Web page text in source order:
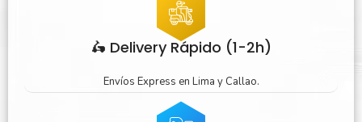
🛵 Delivery Rápido (1-2h)
Envíos Express en Lima y Callao.